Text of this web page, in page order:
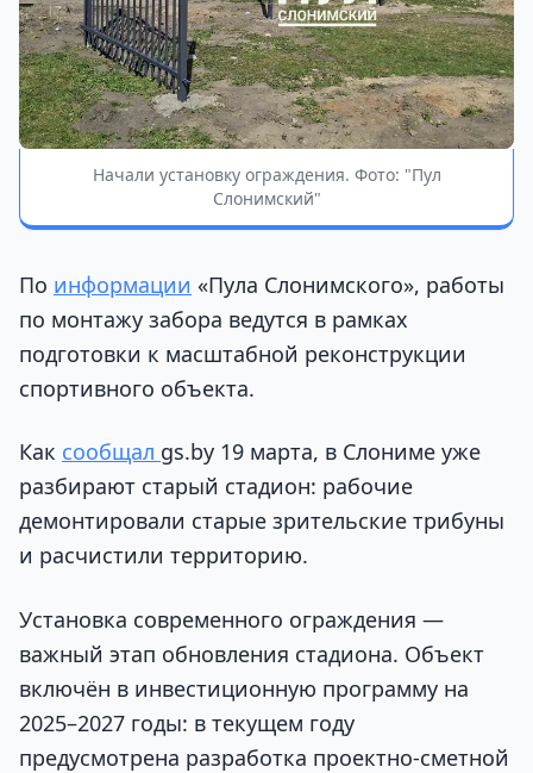
Начали установку ограждения. Фото: "Пул
Слонимский"
По информации «Пула Слонимского», работы
по монтажу забора ведутся в рамках
подготовки к масштабной реконструкции
спортивного объекта.
Как сообщал gs.by 19 марта, в Слониме уже
разбирают старый стадион: рабочие
демонтировали старые зрительские трибуны
и расчистили территорию.
Установка современного ограждения —
важный этап обновления стадиона. Объект
включён в инвестиционную программу на
2025–2027 годы: в текущем году
предусмотрена разработка проектно-сметной